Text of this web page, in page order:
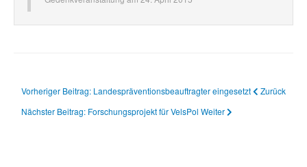
Vorheriger Beitrag: Landespräventionsbeauftragter eingesetzt
Zurück
Nächster Beitrag: Forschungsprojekt für VelsPol Weiter